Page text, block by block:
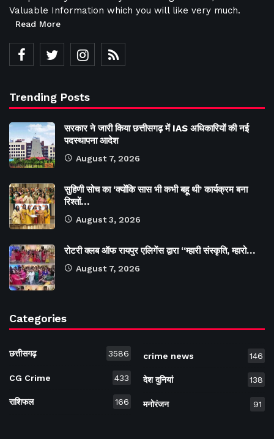
Valuable Information which you will like very much.
Read More
Trending Posts
सरकार ने जारी किया छत्तीसगढ़ में IAS अधिकारियों की नई
पदस्थापना आदेश
August 7, 2026
सुहिणी सोच का ‘क्योंकि सास भी कभी बहू थी’ कार्यक्रम बना
रिश्तों…
August 3, 2026
रोटरी क्लब ऑफ रायपुर एलिगेंस द्वारा “म्हारी संस्कृति, म्हारो…
August 7, 2026
Categories
छत्तीसगढ़ 3586
CG Crime 433
राशिफल 166
crime news 146
देश दुनियां 138
मनोरंजन 91